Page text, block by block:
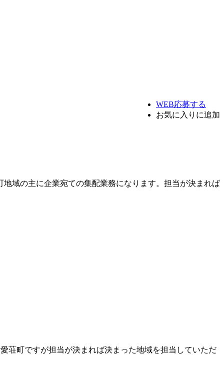
WEB応募する
お気に入り に追加
域の主に企業宛ての集配業務になります。担当が決まれば
荘町ですが担当が決まれば決まった地域を担当していただ